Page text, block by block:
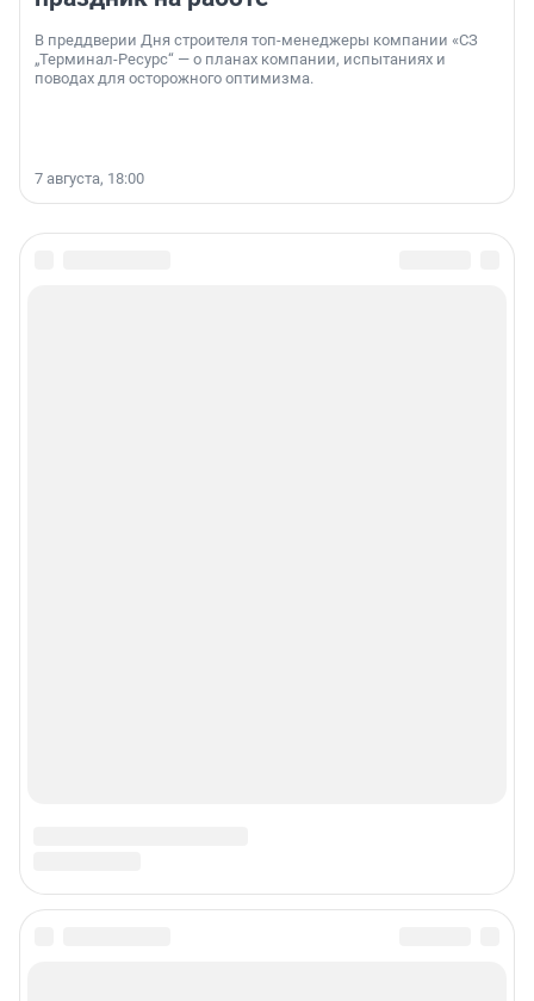
В преддверии Дня строителя топ-менеджеры компании «СЗ
„Терминал-Ресурс“ — о планах компании, испытаниях и
поводах для осторожного оптимизма.
7 августа, 18:00